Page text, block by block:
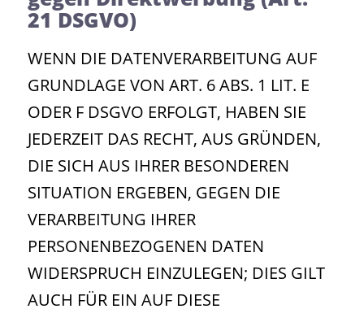
21 DSGVO)
WENN DIE DATENVERARBEITUNG AUF
GRUNDLAGE VON ART. 6 ABS. 1 LIT. E
ODER F DSGVO ERFOLGT, HABEN SIE
JEDERZEIT DAS RECHT, AUS GRÜNDEN,
DIE SICH AUS IHRER BESONDEREN
SITUATION ERGEBEN, GEGEN DIE
VERARBEITUNG IHRER
PERSONENBEZOGENEN DATEN
WIDERSPRUCH EINZULEGEN; DIES GILT
AUCH FÜR EIN AUF DIESE